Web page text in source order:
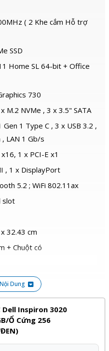
( 2 Khe cắm Hỗ trợ
SSD
Home SL 64-bit + Office
730
M.2 NVMe , 3 x 3.5" SATA
Gen 1 Type C , 3 x USB 3.2 ,
, LAN 1 Gb/s
1 x PCI-E x1
, 1 x DisplayPort
5.2 ; WiFi 802.11ax
slot
32.43 cm
+ Chuột có
hãng, giá tốt và bảo
chương trình ưu đãi hấp
tâm khi lựa chọn sử dụng
Dung
Dell Inspiron 3020
Ổ Cứng 256